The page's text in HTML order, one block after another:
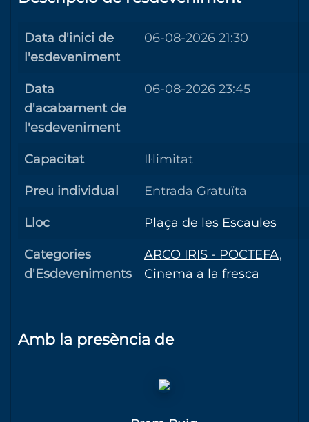
Data d'inici de
l'esdeveniment
06-08-2026 21:30
Data
d'acabament de
l'esdeveniment
06-08-2026 23:45
Capacitat Il·limitat
Preu individual Entrada Gratuïta
Lloc Plaça de les Escaules
Categories
d'Esdeveniments
ARCO IRIS - POCTEFA,
Cinema a la fresca
Amb la presència de